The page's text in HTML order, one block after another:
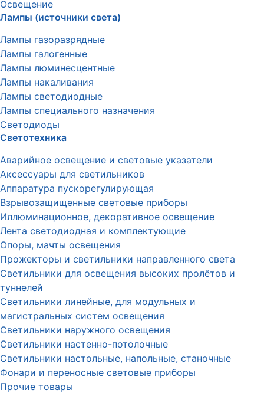
Освещение
Лампы (источники света)
Лампы газоразрядные
Лампы галогенные
Лампы люминесцентные
Лампы накаливания
Лампы светодиодные
Лампы специального назначения
Светодиоды
Светотехника
Аварийное освещение и световые указатели
Аксессуары для светильников
Аппаратура пускорегулирующая
Взрывозащищенные световые приборы
Иллюминационное, декоративное освещение
Лента светодиодная и комплектующие
Опоры, мачты освещения
Прожекторы и светильники направленного света
Светильники для освещения высоких пролётов и
туннелей
Светильники линейные, для модульных и
магистральных систем освещения
Светильники наружного освещения
Светильники настенно-потолочные
Светильники настольные, напольные, станочные
Фонари и переносные световые приборы
Прочие товары